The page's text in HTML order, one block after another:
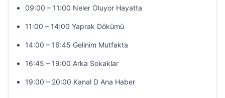
09:00 – 11:00 Neler Oluyor Hayatta
11:00 – 14:00 Yaprak Dökümü
14:00 – 16:45 Gelinim Mutfakta
16:45 – 19:00 Arka Sokaklar
19:00 – 20:00 Kanal D Ana Haber